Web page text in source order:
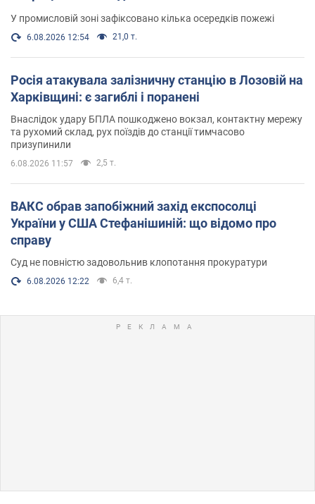
У промисловій зоні зафіксовано кілька осередків пожежі
6.08.2026 12:54 21,0 т.
Росія атакувала залізничну станцію в Лозовій на
Харківщині: є загиблі і поранені
Внаслідок удару БПЛА пошкоджено вокзал, контактну мережу
та рухомий склад, рух поїздів до станції тимчасово
призупинили
6.08.2026 11:57 2,5 т.
ВАКС обрав запобіжний захід експосолці
України у США Стефанішиній: що відомо про
справу
Суд не повністю задовольнив клопотання прокуратури
6.08.2026 12:22 6,4 т.